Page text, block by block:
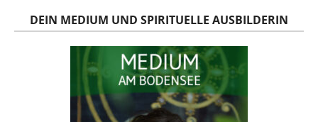
DEIN MEDIUM UND SPIRITUELLE AUSBILDERIN